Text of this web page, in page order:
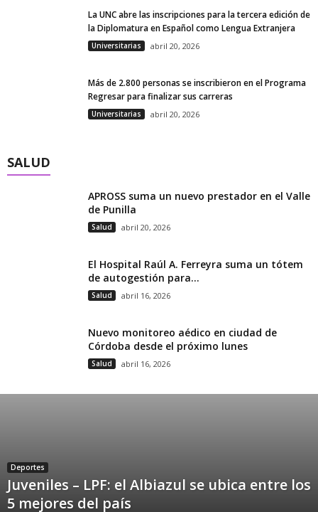
La UNC abre las inscripciones para la tercera edición de
la Diplomatura en Español como Lengua Extranjera
Universitarias abril 20, 2026
Más de 2.800 personas se inscribieron en el Programa
Regresar para finalizar sus carreras
Universitarias abril 20, 2026
SALUD
APROSS suma un nuevo prestador en el Valle
de Punilla
Salud abril 20, 2026
El Hospital Raúl A. Ferreyra suma un tótem
de autogestión para...
Salud abril 16, 2026
Nuevo monitoreo aédico en ciudad de
Córdoba desde el próximo lunes
Salud abril 16, 2026
Deportes
Juveniles – LPF: el Albiazul se ubica entre los
5 mejores del país